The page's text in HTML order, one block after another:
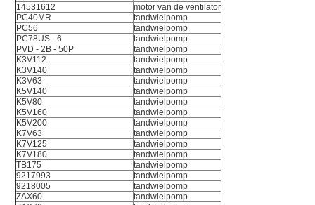
14531612
motor van de ventilator
PC40MR
tandwielpomp
PC56
tandwielpomp
PC78US - 6
tandwielpomp
PVD - 2B - 50P
tandwielpomp
K3V112
tandwielpomp
K3V140
tandwielpomp
K3V63
tandwielpomp
K5V140
tandwielpomp
K5V80
tandwielpomp
K5V160
tandwielpomp
K5V200
tandwielpomp
K7V63
tandwielpomp
K7V125
tandwielpomp
K7V180
tandwielpomp
TB175
tandwielpomp
9217993
tandwielpomp
9218005
tandwielpomp
ZAX60
tandwielpomp